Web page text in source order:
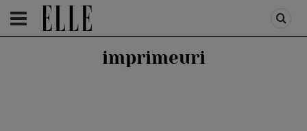
HOMEPAGE /FASHION
imprimeuri